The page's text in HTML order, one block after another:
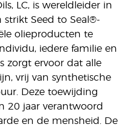
LC, is wereldleider in
strikt Seed to Seal®-
olieproducten te
iedere familie en
zorgt ervoor dat alle
vrij van synthetische
Deze toewijding
20 jaar verantwoord
en de mensheid. De